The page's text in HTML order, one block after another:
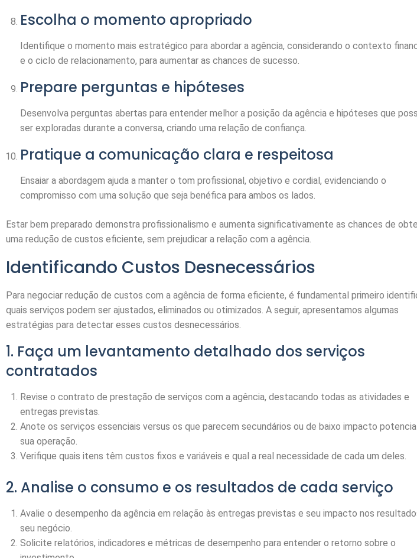
Escolha o momento apropriado
Identifique o momento mais estratégico para abordar a agência, considerando o contexto
e o ciclo de relacionamento, para aumentar as chances de sucesso.
Prepare perguntas e hipóteses
Desenvolva perguntas abertas para entender melhor a posição da agência e hipóteses que
ser exploradas durante a conversa, criando uma relação de confiança.
Pratique a comunicação clara e respeitosa
Ensaiar a abordagem ajuda a manter o tom profissional, objetivo e cordial, evidenciando o
compromisso com uma solução que seja benéfica para ambos os lados.
Estar bem preparado demonstra profissionalismo e aumenta significativamente as chances de
uma redução de custos eficiente, sem prejudicar a relação com a agência.
Identificando Custos Desnecessários
Para negociar redução de custos com a agência de forma eficiente, é fundamental primeiro
quais serviços podem ser ajustados, eliminados ou otimizados. A seguir, apresentamos algumas
estratégias para detectar esses custos desnecessários.
1. Faça um levantamento detalhado dos serviços
contratados
Revise o contrato de prestação de serviços com a agência, destacando todas as atividades e
entregas previstas.
Anote os serviços essenciais versus os que parecem secundários ou de baixo impacto
sua operação.
Verifique quais itens têm custos fixos e variáveis e qual a real necessidade de cada um deles.
2. Analise o consumo e os resultados de cada serviço
Avalie o desempenho da agência em relação às entregas previstas e seu impacto nos
seu negócio.
Solicite relatórios, indicadores e métricas de desempenho para entender o retorno sobre o